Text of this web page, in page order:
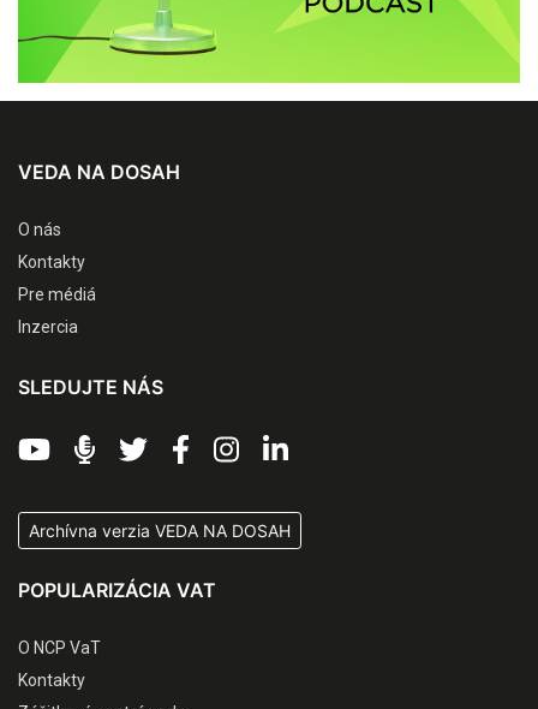
VEDA NA DOSAH
O nás
Kontakty
Pre médiá
Inzercia
SLEDUJTE NÁS
Archívna verzia VEDA NA DOSAH
POPULARIZÁCIA VAT
O NCP VaT
Kontakty